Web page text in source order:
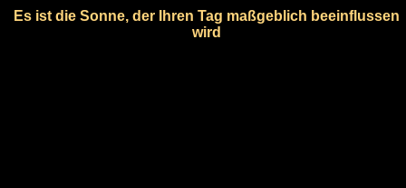
Es ist die Sonne, der Ihren Tag maßgeblich beeinflussen
wird